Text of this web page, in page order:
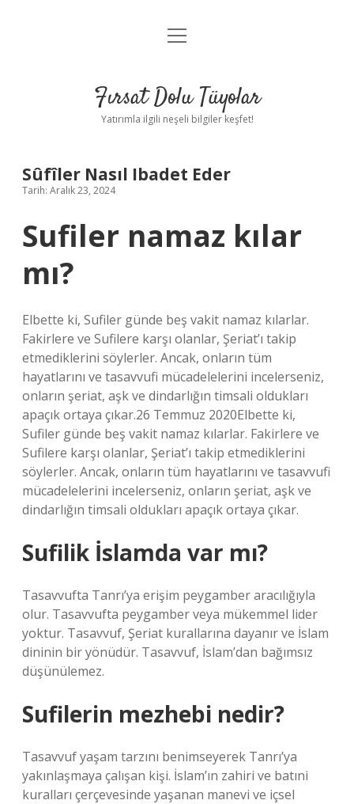
Gizlilik Politikası
Yasal Uyarı
menüyü
Fırsat Dolu Tüyolar
Yatırımla ilgili neşeli bilgiler keşfet!
Sûfîler Nasıl Ibadet Eder
Tarih: Aralık 23, 2024
Sufiler namaz kılar
mı?
Elbette ki, Sufiler günde beş vakit namaz kılarlar.
Fakirlere ve Sufilere karşı olanlar, Şeriat’ı takip
etmediklerini söylerler. Ancak, onların tüm
hayatlarını ve tasavvufi mücadelelerini incelerseniz,
onların şeriat, aşk ve dindarlığın timsali oldukları
apaçık ortaya çıkar.26 Temmuz 2020Elbette ki,
Sufiler günde beş vakit namaz kılarlar. Fakirlere ve
Sufilere karşı olanlar, Şeriat’ı takip etmediklerini
söylerler. Ancak, onların tüm hayatlarını ve tasavvufi
mücadelelerini incelerseniz, onların şeriat, aşk ve
dindarlığın timsali oldukları apaçık ortaya çıkar.
Sufilik İslamda var mı?
Tasavvufta Tanrı’ya erişim peygamber aracılığıyla
olur. Tasavvufta peygamber veya mükemmel lider
yoktur. Tasavvuf, Şeriat kurallarına dayanır ve İslam
dininin bir yönüdür. Tasavvuf, İslam’dan bağımsız
düşünülemez.
Sufilerin mezhebi nedir?
Tasavvuf yaşam tarzını benimseyerek Tanrı’ya
yakınlaşmaya çalışan kişi. İslam’ın zahiri ve batıni
kuralları çerçevesinde yaşanan manevi ve içsel